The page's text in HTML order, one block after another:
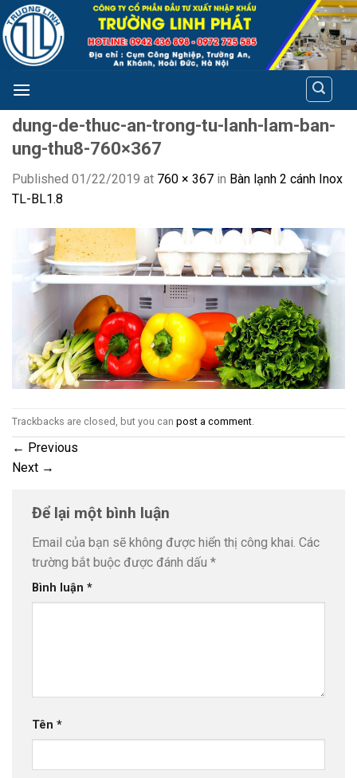
Skip
to
content
dung-de-thuc-an-trong-tu-lanh-lam-ban-
ung-thu8-760×367
Published 01/22/2019 at 760 × 367 in Bàn lạnh 2 cánh Inox
TL-BL1.8
Trackbacks are closed, but you can post a comment
← Previous
Next →
Để lại một bình luận
Email của bạn sẽ không được hiển thị công khai. Các
trường bắt buộc được đánh dấu *
Bình luận *
Tên *